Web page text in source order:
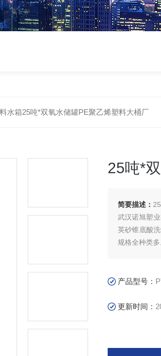
水箱25吨*双氧水储罐PE聚乙烯塑料大桶厂
25吨*
简要描述：
武汉诺旭塑
英砂锥底酸
规格全种类多
周转箱，环
产品型号：
更新时间：